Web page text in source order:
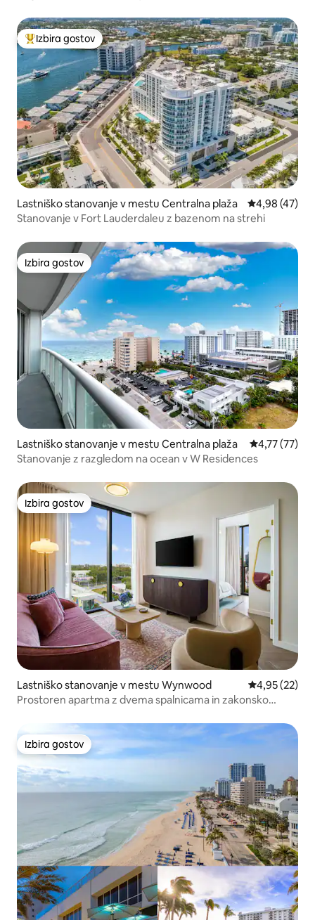
Najbolj priljubljena prenočišča z značko »Izbira gostov«
Izbira gostov
Lastniško stanovanje v mestu Centralna plaža Povprečna
4,98 (47)
Stanovanje v Fort Lauderdaleu z bazenom na strehi
Izbira gostov
Izbira gostov
Lastniško stanovanje v mestu Centralna plaža Povprečna
4,77 (77)
Stanovanje z razgledom na ocean v W Residences
Izbira gostov
Izbira gostov
Lastniško stanovanje v mestu Wynwood Povprečna
4,95 (22)
Prostoren apartma z dvema spalnicama in zakonsko
Izbira gostov
Izbira gostov